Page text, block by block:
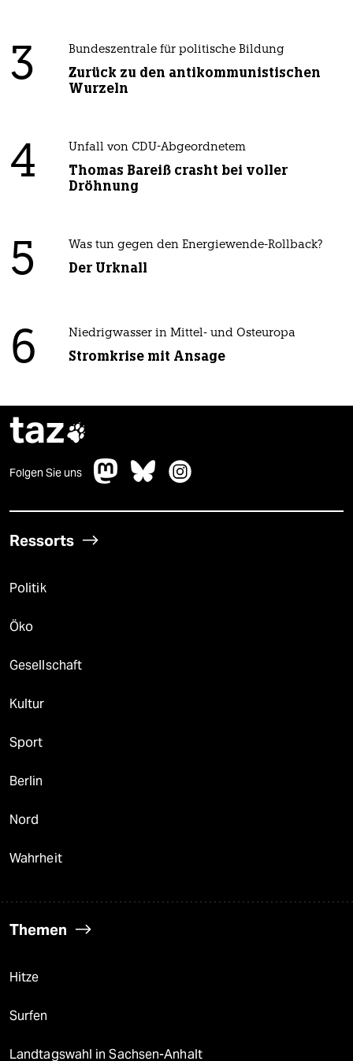
3 Bundeszentrale für politische Bildung
Zurück zu den antikommunistischen
Wurzeln
4 Unfall von CDU-Abgeordnetem
Thomas Bareiß crasht bei voller
Dröhnung
5 Was tun gegen den Energiewende-Rollback?
Der Urknall
6 Niedrigwasser in Mittel- und Osteuropa
Stromkrise mit Ansage
taz
Folgen Sie uns
Ressorts
Politik
Öko
Gesellschaft
Kultur
Sport
Berlin
Nord
Wahrheit
Themen
Hitze
Surfen
Landtagswahl in Sachsen-Anhalt